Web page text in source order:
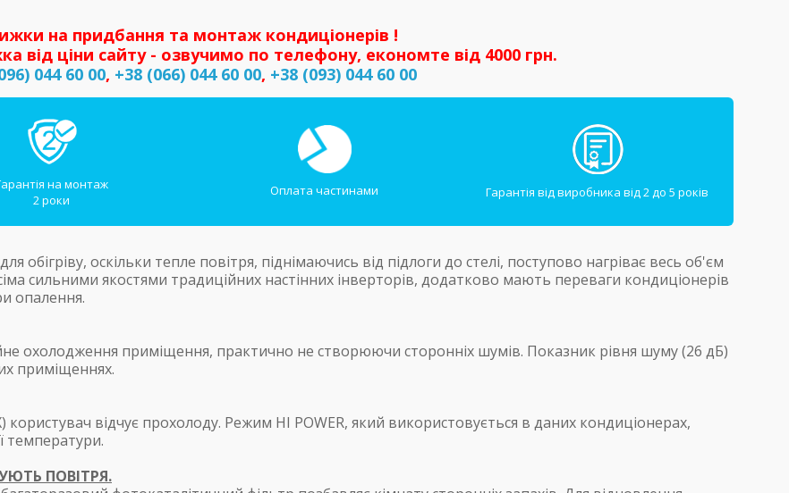
на придбання та монтаж кондиціонерів !
від ціни сайту - озвучимо по телефону, економте від 4000 грн.
044 60 00, +38 (066) 044 60 00, +38 (093) 044 60 00
на монтаж
2 роки
Оплата частинами Гарантія від виробника від 2 до 5 років
обігріву, оскільки тепле повітря, піднімаючись від підлоги до стелі, поступово нагріває весь об'єм
сильними якостями традиційних настінних інверторів, додатково мають переваги кондиціонерів
опалення.
охолодження приміщення, практично не створюючи сторонніх шумів. Показник рівня шуму (26 дБ)
приміщеннях.
відчує прохолоду. Режим HI POWER, який використовується в даних кондиціонерах,
температури.
ПОВІТРЯ.